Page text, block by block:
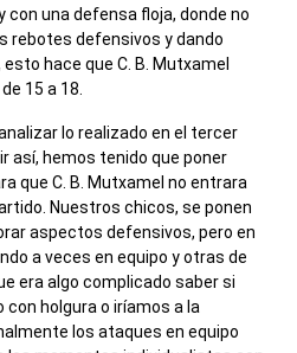
con una defensa floja, donde no
rebotes defensivos y dando
hace que C. B. Mutxamel
15 a 18.
lo realizado en el tercer
así, hemos tenido que poner
que C. B. Mutxamel no entrara
Nuestros chicos, se ponen
aspectos defensivos, pero en
a veces en equipo y otras de
era algo complicado saber si
holgura o iríamos a la
los ataques en equipo